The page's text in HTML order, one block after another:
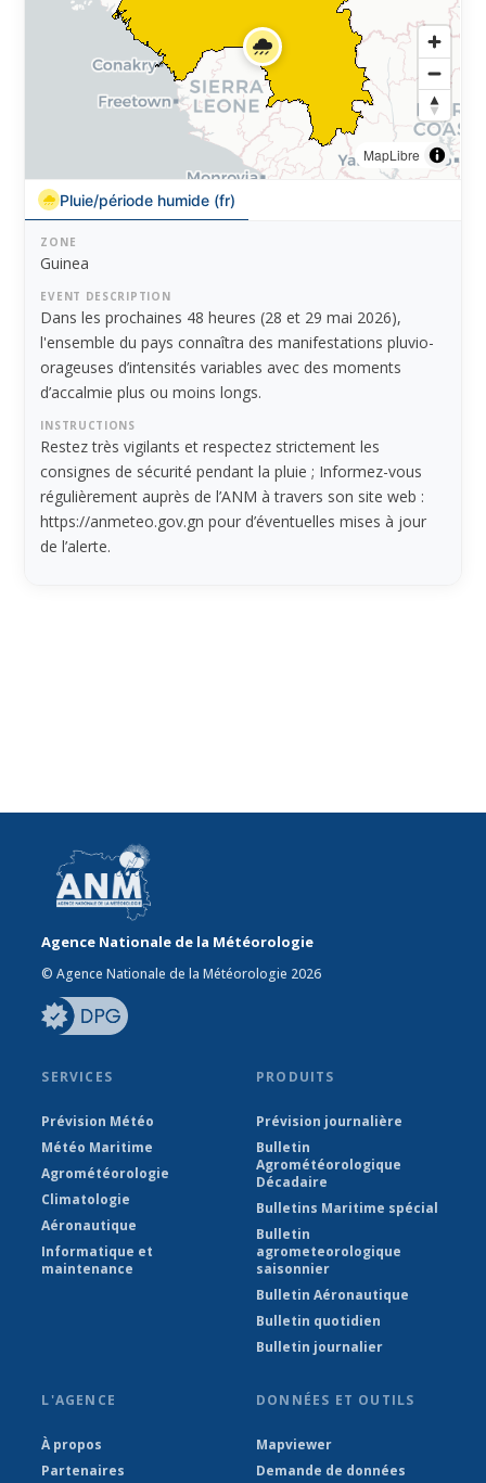
MapLibre
Pluie/période humide (fr)
ZONE
Guinea
EVENT DESCRIPTION
Dans les prochaines 48 heures (28 et 29 mai 2026),
l'ensemble du pays connaîtra des manifestations pluvio-
orageuses d’intensités variables avec des moments
d’accalmie plus ou moins longs.
INSTRUCTIONS
Restez très vigilants et respectez strictement les
consignes de sécurité pendant la pluie ; Informez-vous
régulièrement auprès de l’ANM à travers son site web :
https://anmeteo.gov.gn pour d’éventuelles mises à jour
de l’alerte.
Agence Nationale de la Météorologie
© Agence Nationale de la Météorologie 2026
SERVICES
Prévision Météo
Météo Maritime
Agrométéorologie
Climatologie
Aéronautique
Informatique et
maintenance
PRODUITS
Prévision journalière
Bulletin
Agrométéorologique
Décadaire
Bulletins Maritime spécial
Bulletin
agrometeorologique
saisonnier
Bulletin Aéronautique
Bulletin quotidien
Bulletin journalier
L'AGENCE
À propos
Partenaires
DONNÉES ET OUTILS
Mapviewer
Demande de données